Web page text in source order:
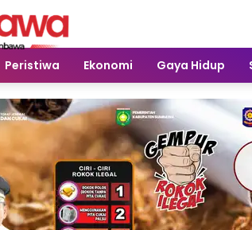
Peristiwa Ekonomi Gaya Hidup